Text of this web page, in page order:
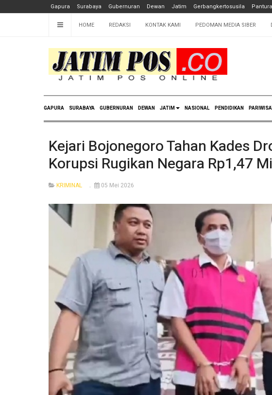
Gapura Surabaya Gubernuran Dewan Jatim Gerbangkertosusila Pantura
HOME REDAKSI KONTAK KAMI PEDOMAN MEDIA SIBER
GAPURA SURABAYA GUBERNURAN DEWAN JATIM NASIONAL PENDIDIKAN
Kejari Bojonegoro Tahan Kades
Korupsi Rugikan Negara Rp1,47
KRIMINAL 05 Mei 2026